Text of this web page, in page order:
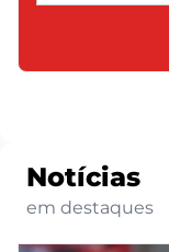
Notícias
em destaques